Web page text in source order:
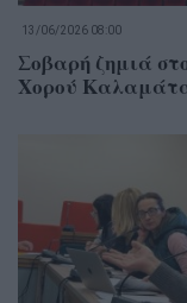
13/06/2026 08:00
Σοβαρή ζημιά
Χορού